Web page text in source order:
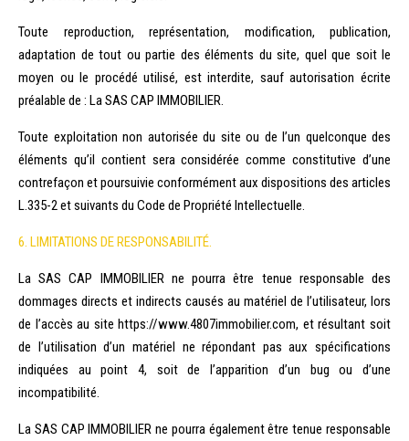
Toute reproduction, représentation, modification, publication,
adaptation de tout ou partie des éléments du site, quel que soit le
moyen ou le procédé utilisé, est interdite, sauf autorisation écrite
préalable de : La SAS CAP IMMOBILIER.
Toute exploitation non autorisée du site ou de l’un quelconque des
éléments qu’il contient sera considérée comme constitutive d’une
contrefaçon et poursuivie conformément aux dispositions des articles
L.335-2 et suivants du Code de Propriété Intellectuelle.
6. LIMITATIONS DE RESPONSABILITÉ.
La SAS CAP IMMOBILIER ne pourra être tenue responsable des
dommages directs et indirects causés au matériel de l’utilisateur, lors
de l’accès au site https://www.4807immobilier.com, et résultant soit
de l’utilisation d’un matériel ne répondant pas aux spécifications
indiquées au point 4, soit de l’apparition d’un bug ou d’une
incompatibilité.
La SAS CAP IMMOBILIER ne pourra également être tenue responsable